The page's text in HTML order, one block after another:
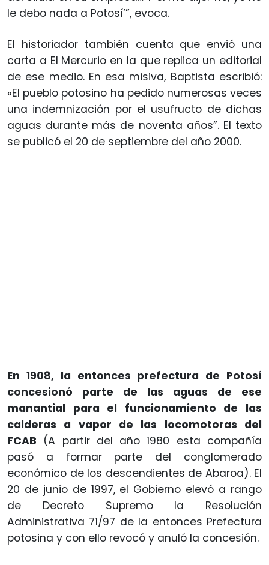
le debo nada a Potosí’”, evoca.
El historiador también cuenta que envió una
carta a El Mercurio en la que replica un editorial
de ese medio. En esa misiva, Baptista escribió:
«El pueblo potosino ha pedido numerosas veces
una indemnización por el usufructo de dichas
aguas durante más de noventa años”. El texto
se publicó el 20 de septiembre del año 2000.
En 1908, la entonces prefectura de Potosí
concesionó parte de las aguas de ese
manantial para el funcionamiento de las
calderas a vapor de las locomotoras del
FCAB (A partir del año 1980 esta compañía
pasó a formar parte del conglomerado
económico de los descendientes de Abaroa). El
20 de junio de 1997, el Gobierno elevó a rango
de Decreto Supremo la Resolución
Administrativa 71/97 de la entonces Prefectura
potosina y con ello revocó y anuló la concesión.